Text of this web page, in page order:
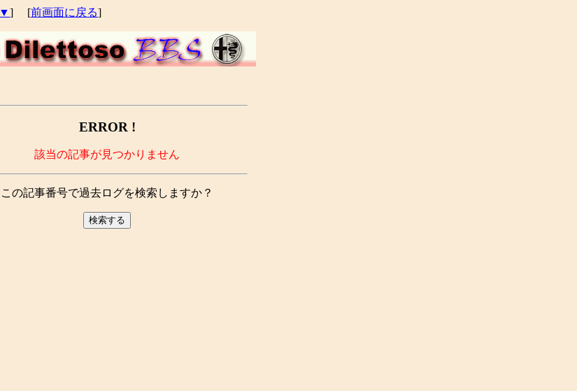
▼] [前画面に戻る]
ERROR !
該当の記事が見つかりません
この記事番号で過去ログを検索しますか？